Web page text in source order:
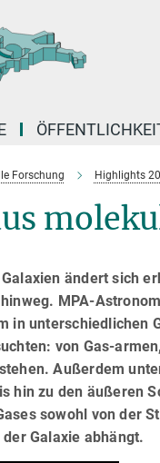
Forschung Highlights
ändert sich
MPA-
in unterschiedlichen
von Gas-
Außerdem
hin zu den äußeren
sowohl von der
Galaxie abhängt.